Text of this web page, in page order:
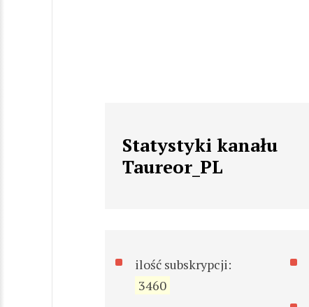
Statystyki kanału
Taureor_PL
ilość subskrypcji:
3460